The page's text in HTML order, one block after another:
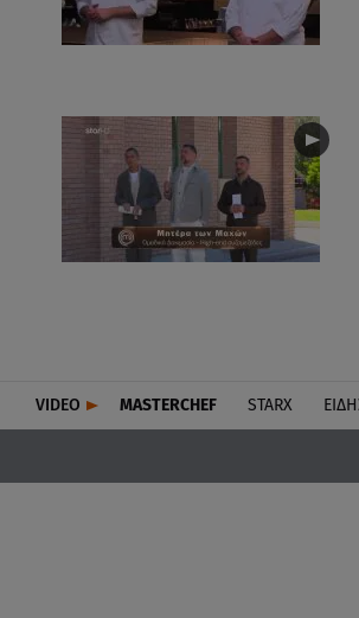
VIDEO MASTERCHEF STARX